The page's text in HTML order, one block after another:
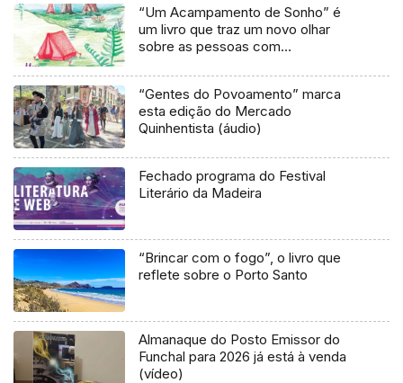
“Um Acampamento de Sonho” é
um livro que traz um novo olhar
sobre as pessoas com
“Gentes do Povoamento” marca
esta edição do Mercado
Quinhentista (áudio)
Fechado programa do Festival
Literário da Madeira
“Brincar com o fogo”, o livro que
reflete sobre o Porto Santo
Almanaque do Posto Emissor do
Funchal para 2026 já está à venda
(vídeo)